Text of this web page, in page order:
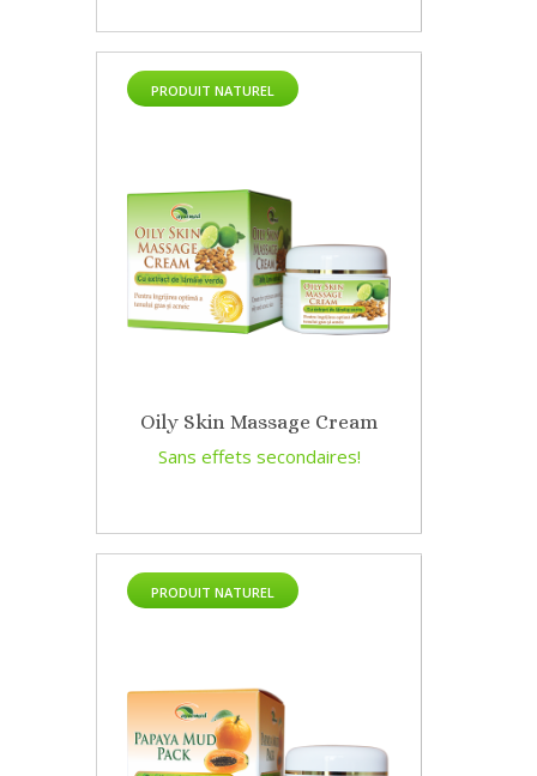
PRODUIT NATUREL
Oily Skin Massage Cream
Sans effets secondaires!
PRODUIT NATUREL